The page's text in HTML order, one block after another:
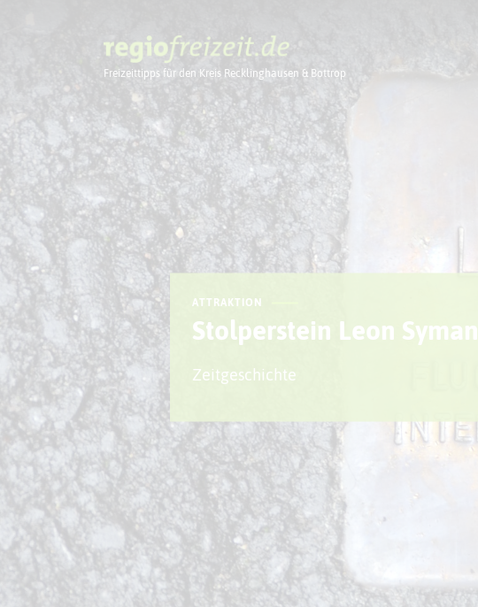
Freizeittipps für den Kreis Recklinghausen & Bottrop
Ausflugstipps
ATTRAKTION
Stolperstein Leon Syman
Zeitgeschichte